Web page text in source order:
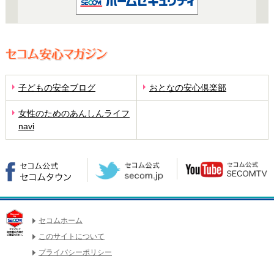
子どもの安全ブログ おとなの安心倶楽部
女性のためのあんしんライフ
navi
セコムホーム
このサイトについて
プライバシーポリシー